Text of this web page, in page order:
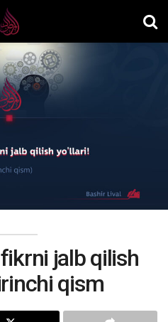
jalb qilish
qism